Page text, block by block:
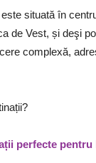
situată în
de Vest, și deşi
complexă,
perfecte pentru